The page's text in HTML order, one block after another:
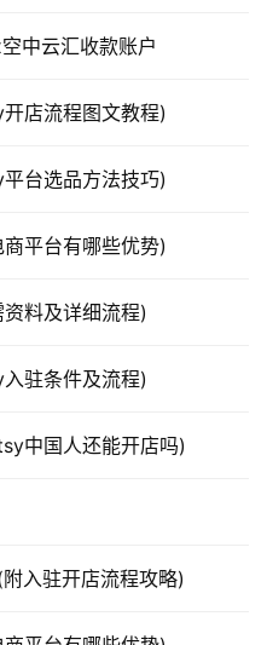
中云汇收款账户
店流程图文教程)
台选品方法技巧)
平台有哪些优势)
料及详细流程)
驻条件及流程)
中国人还能开店吗)
入驻开店流程攻略)